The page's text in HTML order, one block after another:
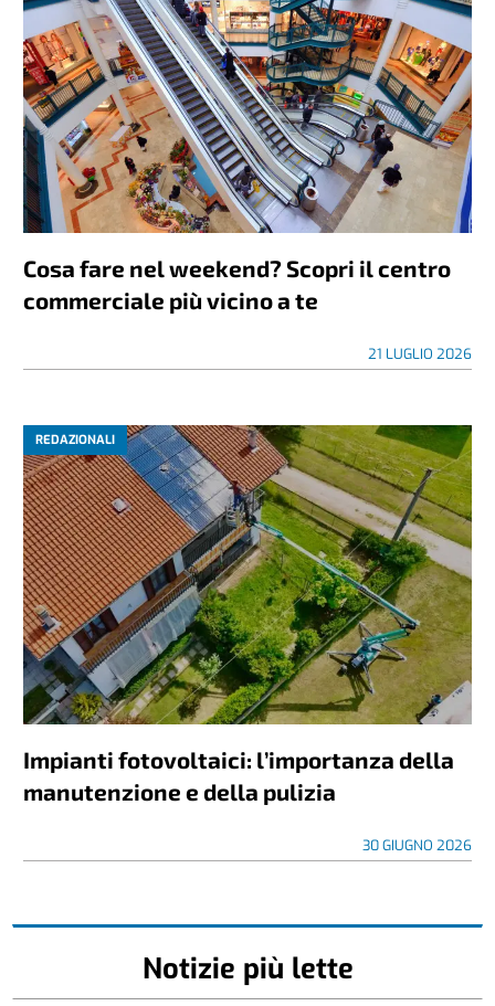
Cosa fare nel weekend? Scopri il centro
commerciale più vicino a te
21 LUGLIO 2026
REDAZIONALI
Impianti fotovoltaici: l’importanza della
manutenzione e della pulizia
30 GIUGNO 2026
Notizie più lette